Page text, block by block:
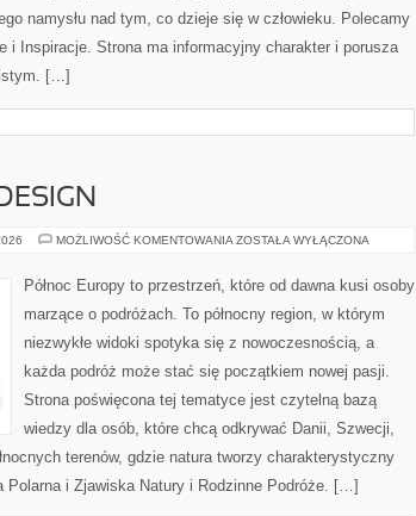
namysłu nad tym, co dzieje się w człowieku. Polecamy
i Inspiracje. Strona ma informacyjny charakter i porusza
[…]
MOŻLIWOŚĆ KOMENTOWANIA ARCHITEKTURA
ZOSTAŁA WYŁĄCZONA
Północ Europy to przestrzeń, które od dawna kusi osoby
marzące o podróżach. To północny region, w którym
niezwykłe widoki spotyka się z nowoczesnością, a
każda podróż może stać się początkiem nowej pasji.
Strona poświęcona tej tematyce jest czytelną bazą
wiedzy dla osób, które chcą odkrywać Danii, Szwecji,
terenów, gdzie natura tworzy charakterystyczny
Polarna i Zjawiska Natury i Rodzinne Podróże. […]